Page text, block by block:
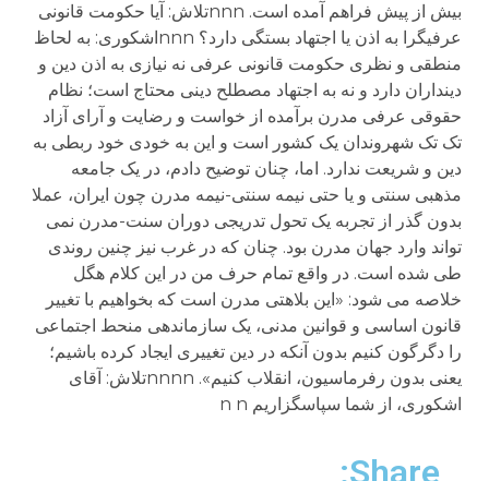
بیش از پیش فراهم آمده است. nnnتلاش: آیا حکومت قانونی
عرفیگرا به اذن یا اجتهاد بستگی دارد؟ nnnاشکوری: به لحاظ
منطقی و نظری حکومت قانونی عرفی نه نیازی به اذن دین و
دینداران دارد و نه به اجتهاد مصطلح دینی محتاج است؛ نظام
حقوقی عرفی مدرن برآمده از خواست و رضایت و آرای آزاد
تک تک شهروندان یک کشور است و این به خودی خود ربطی به
دین و شریعت ندارد. اما، چنان توضیح دادم، در یک جامعه
مذهبی سنتی و یا حتی نیمه سنتی-نیمه مدرن چون ایران، عملا
بدون گذر از تجربه یک تحول تدریجی دوران سنت-مدرن نمی
تواند وارد جهان مدرن بود. چنان که در غرب نیز چنین روندی
طی شده است. در واقع تمام حرف من در این کلام هگل
خلاصه می شود: «این بلاهتی مدرن است که بخواهیم با تغییر
قانون اساسی و قوانین مدنی، یک سازماندهی منحط اجتماعی
را دگرگون کنیم بدون آنکه در دین تغییری ایجاد کرده باشیم؛
یعنی بدون رفرماسیون، انقلاب کنیم». nnnnتلاش: آقای
اشکوری، از شما سپاسگزاریم n n
Share: